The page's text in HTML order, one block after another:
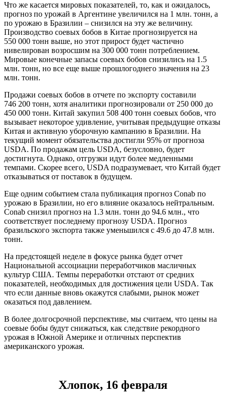
Что же касается мировых показателей, то, как и ожидалось,
прогноз по урожай в Аргентине увеличился на 1 млн. тонн, а
по урожаю в Бразилии – снизился на эту же величину.
Производство соевых бобов в Китае прогнозируется на
550 000 тонн выше, но этот прирост будет частично
нивелирован возросшим на 300 000 тонн потреблением.
Мировые конечные запасы соевых бобов снизились на 1.5
млн. тонн, но все еще выше прошлогоднего значения на 23
млн. тонн.
Продажи соевых бобов в отчете по экспорту составили
746 200 тонн, хотя аналитики прогнозировали от 250 000 до
450 000 тонн. Китай закупил 508 400 тонн соевых бобов, что
вызывает некоторое удивление, учитывая предыдущие отказы
Китая и активную уборочную кампанию в Бразилии. На
текущий момент обязательства достигли 95% от прогноза
USDA. По продажам цель USDA, безусловно, будет
достигнута. Однако, отгрузки идут более медленными
темпами. Скорее всего, USDA подразумевает, что Китай будет
отказываться от поставок в будущем.
Еще одним событием стала публикация прогноз Conab по
урожаю в Бразилии, но его влияние оказалось нейтральным.
Conab снизил прогноз на 1.3 млн. тонн до 94.6 млн., что
соответствует последнему прогнозу USDA. Прогноз
бразильского экспорта также уменьшился с 49.6 до 47.8 млн.
тонн.
На предстоящей неделе в фокусе рынка будет отчет
Национальной ассоциации переработчиков масличных
культур США. Темпы переработки отстают от средних
показателей, необходимых для достижения цели USDA. Так
что если данные вновь окажутся слабыми, рынок может
оказаться под давлением.
В более долгосрочной перспективе, мы считаем, что цены на
соевые бобы будут снижаться, как следствие рекордного
урожая в Южной Америке и отличных перспектив
американского урожая.
Хлопок, 16 февраля